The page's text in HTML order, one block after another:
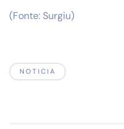
(Fonte: Surgiu)
NOTICIA